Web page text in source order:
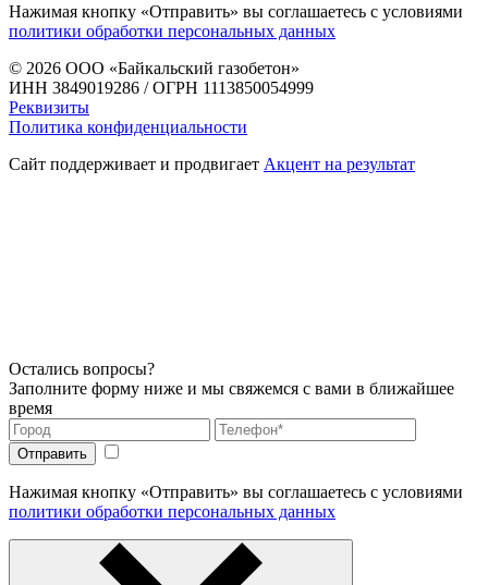
Нажимая кнопку «Отправить» вы соглашаетесь с условиями
политики обработки персональных данных
© 2026 ООО «Байкальский газобетон»
ИНН 3849019286 / ОГРН 1113850054999
Реквизиты
Политика конфиденциальности
Сайт поддерживает и продвигает Акцент на результат
Остались вопросы?
Заполните форму ниже и мы свяжемся с вами в ближайшее
время
Нажимая кнопку «Отправить» вы соглашаетесь с условиями
политики обработки персональных данных